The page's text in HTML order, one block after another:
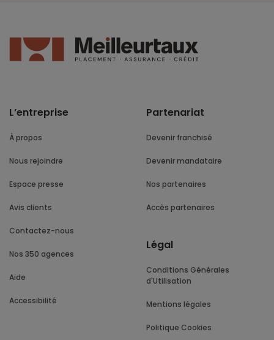
L’entreprise
À propos
Nous rejoindre
Espace presse
Avis clients
Contactez-nous
Nos 350 agences
Aide
Accessibilité
Partenariat
Devenir franchisé
Devenir mandataire
Nos partenaires
Accès partenaires
Légal
Conditions Générales
d'Utilisation
Mentions légales
Politique Cookies